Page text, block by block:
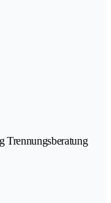
Trennungsberatung